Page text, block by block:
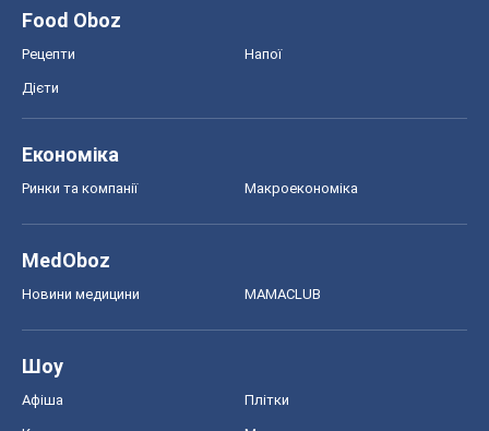
Food Oboz
Рецепти Напої
Дієти
Економіка
Ринки та компанії Макроекономіка
MedOboz
Новини медицини MAMACLUB
Шоу
Афіша Плітки